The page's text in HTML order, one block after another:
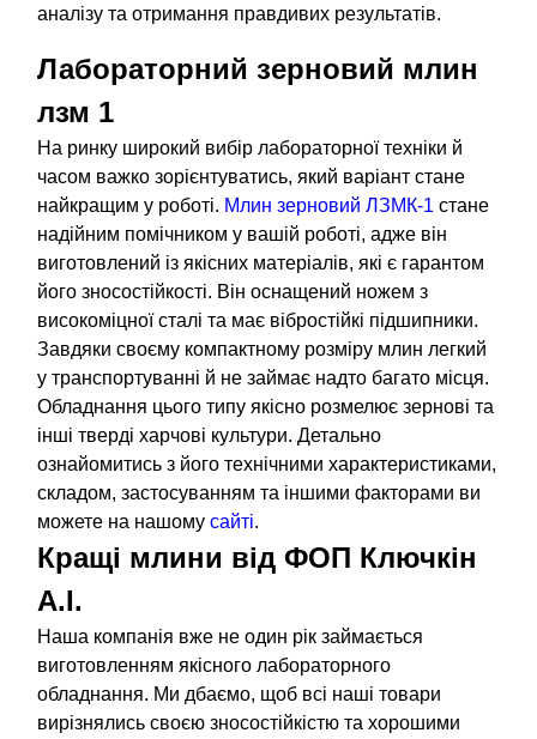
аналізу та отримання правдивих результатів.
Лабораторний зерновий млин
лзм 1
На ринку широкий вибір лабораторної техніки й
часом важко зорієнтуватись, який варіант стане
найкращим у роботі. Млин зерновий ЛЗМК-1 стане
надійним помічником у вашій роботі, адже він
виготовлений із якісних матеріалів, які є гарантом
його зносостійкості. Він оснащений ножем з
високоміцної сталі та має вібростійкі підшипники.
Завдяки своєму компактному розміру млин легкий
у транспортуванні й не займає надто багато місця.
Обладнання цього типу якісно розмелює зернові та
інші тверді харчові культури. Детально
ознайомитись з його технічними характеристиками,
складом, застосуванням та іншими факторами ви
можете на нашому сайті.
Кращі млини від ФОП Ключкiн
А.I.
Наша компанія вже не один рік займається
виготовленням якісного лабораторного
обладнання. Ми дбаємо, щоб всі наші товари
вирізнялись своєю зносостійкістю та хорошими